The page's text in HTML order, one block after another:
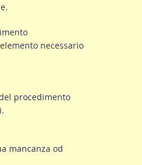
necessario
procedimento
mancanza od